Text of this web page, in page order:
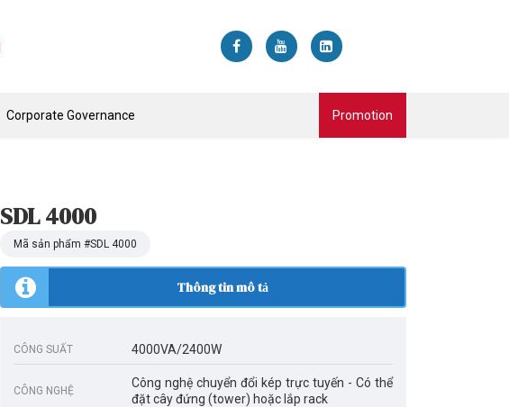
Corporate Governance Promotion
SDL 4000
Mã sản phẩm #SDL 4000
Thông tin mô tả
CÔNG SUẤT 4000VA/2400W
CÔNG NGHỆ
Công nghệ chuyển đổi kép trực tuyến - Có thể
đặt cây đứng (tower) hoặc lắp rack